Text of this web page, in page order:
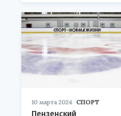
10 марта 2024 СПОРТ
Пензенский